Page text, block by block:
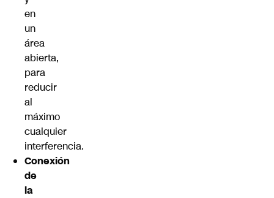
en
un
área
abierta,
para
reducir
al
máximo
cualquier
interferencia.
Conexión
de
la